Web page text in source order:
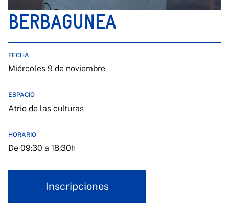
BERBAGUNEA
FECHA
Miércoles 9 de noviembre
ESPACIO
Atrio de las culturas
HORARIO
De 09:30 a 18:30h
Inscripciones